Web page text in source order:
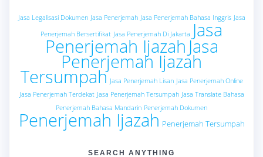
Jasa Legalisasi Dokumen Jasa Penerjemah Jasa Penerjemah Bahasa Inggris Jasa
Penerjemah Bersertifikat Jasa Penerjemah Di Jakarta Jasa
Penerjemah Ijazah Jasa
Penerjemah Ijazah
Tersumpah Jasa Penerjemah Lisan Jasa Penerjemah Online
Jasa Penerjemah Terdekat Jasa Penerjemah Tersumpah Jasa Translate Bahasa
Penerjemah Bahasa Mandarin Penerjemah Dokumen
Penerjemah Ijazah Penerjemah Tersumpah
SEARCH ANYTHING